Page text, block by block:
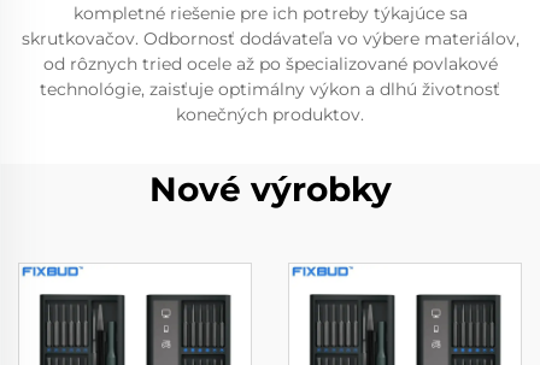
kompletné riešenie pre ich potreby týkajúce sa
skrutkovačov. Odbornosť dodávateľa vo výbere materiálov,
od rôznych tried ocele až po špecializované povlakové
technológie, zaisťuje optimálny výkon a dlhú životnosť
konečných produktov.
Nové výrobky